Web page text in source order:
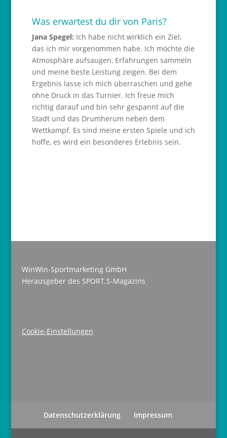
Was erwartest du dir von Paris?
Jana Spegel: Ich habe nicht wirklich ein Ziel,
das ich mir vorgenommen habe. Ich möchte die
Atmosphäre aufsaugen, Erfahrungen sammeln
und meine beste Leistung zeigen. Bei dem
Ergebnis lasse ich mich überraschen und gehe
ohne Druck in das Turnier. Ich freue mich
richtig darauf und bin sehr gespannt auf die
Stadt und das Drumherum neben dem
Wettkampf. Es sind meine ersten Spiele und ich
hoffe, es wird ein besonderes Erlebnis sein.
WinWin-Sportmarketing GmbH
Herausgeber des SPORT.S-Magazins
Cookie-Einstellungen
Datenschutzerklärung Impressum